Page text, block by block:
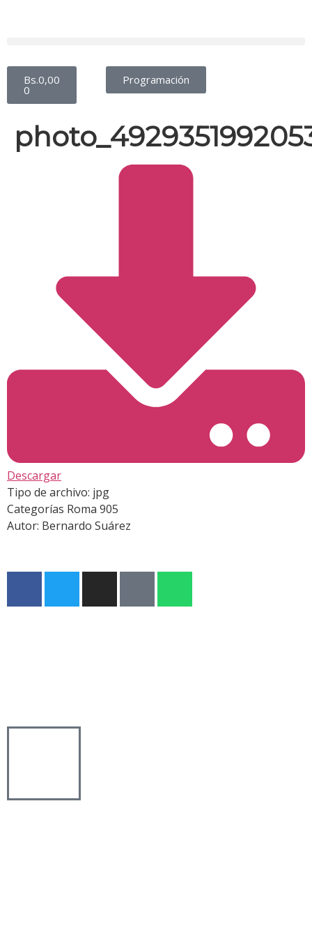
Programación
Bs.0,00
0
Descargar
Tipo de archivo: jpg
Categorías Roma 905
Autor: Bernardo Suárez